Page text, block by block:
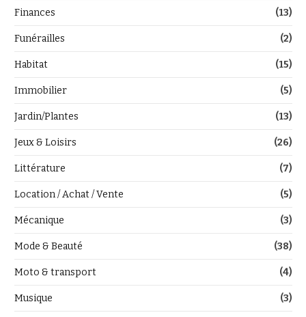
Finances (13)
Funérailles (2)
Habitat (15)
Immobilier (5)
Jardin/Plantes (13)
Jeux & Loisirs (26)
Littérature (7)
Location / Achat / Vente (5)
Mécanique (3)
Mode & Beauté (38)
Moto & transport (4)
Musique (3)